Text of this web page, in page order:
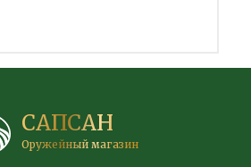
САПСАН
Оружейный магазин